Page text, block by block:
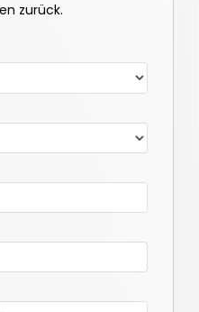
zurück.